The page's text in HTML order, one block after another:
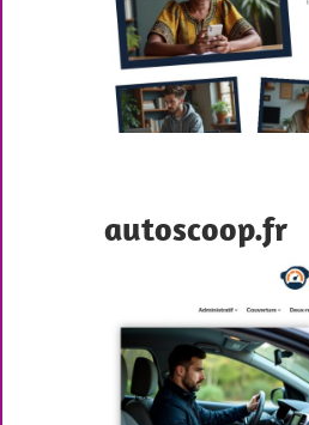
autoscoop.fr